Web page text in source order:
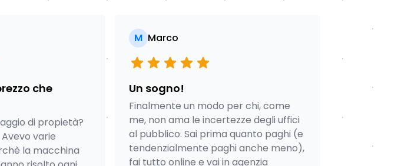
che
di propietà?
varie
la macchina
M Marco
Un sogno!
Finalmente un modo per chi, come
me, non ama le incertezze degli uffici
al pubblico. Sai prima quanto paghi (e
tendenzialmente paghi anche meno),
fai tutto online e vai in agenzia